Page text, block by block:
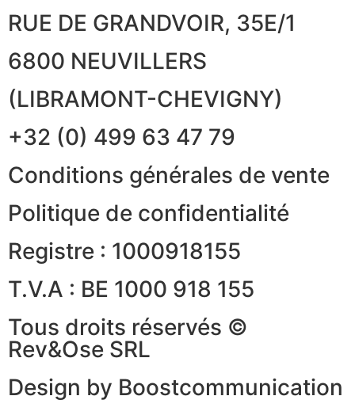
RUE DE GRANDVOIR, 35E/1
6800 NEUVILLERS
(LIBRAMONT-CHEVIGNY)
+32 (0) 499 63 47 79
Conditions générales de vente
Politique de confidentialité
Registre : 1000918155
T.V.A : BE 1000 918 155
Tous droits réservés ©
Rev&Ose SRL
Design by Boostcommunication